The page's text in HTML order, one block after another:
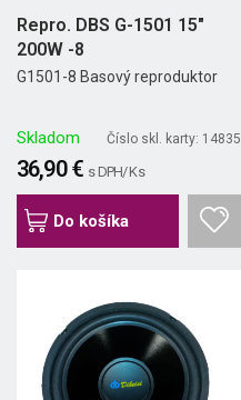
Repro. DBS G-1501 15"
200W -8
G1501-8 Basový reproduktor
Skladom Číslo skl. karty: 14835
36,90 € s DPH/ Ks
Do košíka